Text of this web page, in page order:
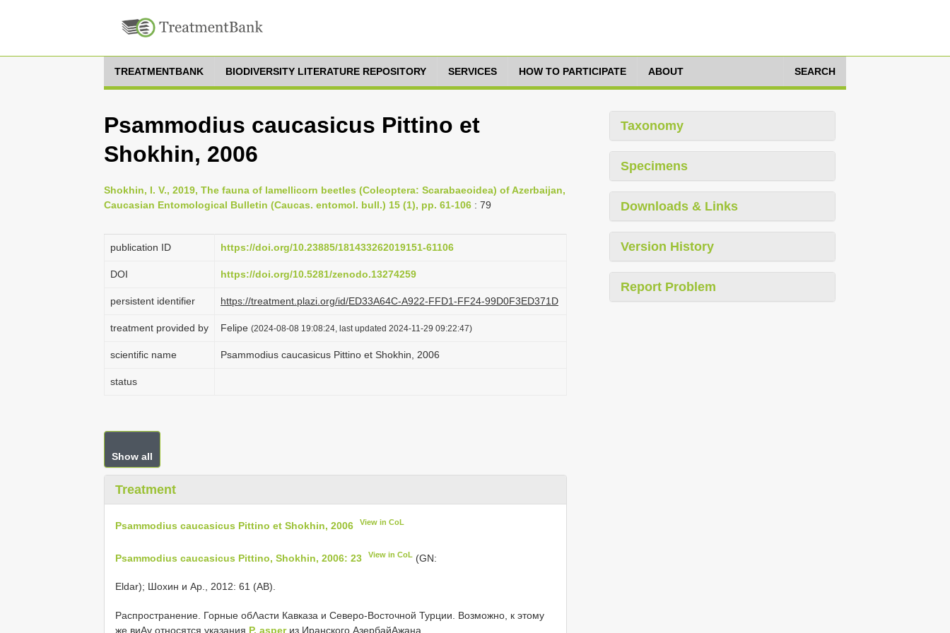
TREATMENTBANK BIODIVERSITY LITERATURE REPOSITORY SERVICES HOW TO PARTICIPATE ABOUT SEARCH
Psammodius caucasicus Pittino et
Shokhin, 2006
Shokhin, I. V., 2019, The fauna of lamellicorn beetles (Coleoptera: Scarabaeoidea) of Azerbaijan,
Caucasian Entomological Bulletin (Caucas. entomol. bull.) 15 (1), pp. 61-106 : 79
publication ID https://doi.org/10.23885/181433262019151-61106
DOI https://doi.org/10.5281/zenodo.13274259
persistent identifier https://treatment.plazi.org/id/ED33A64C-A922-FFD1-FF24-99D0F3ED371D
treatment provided by Felipe (2024-08-08 19:08:24, last updated 2024-11-29 09:22:47)
scientific name Psammodius caucasicus Pittino et Shokhin, 2006
status
Show all
Treatment
Psammodius caucasicus Pittino et Shokhin, 2006 View in CoL
Psammodius caucasicus Pittino, Shokhin, 2006: 23 View in CoL (GN:
Eldar); Шохин и Αр., 2012: 61 (AB).
Распространение. Горные обΛасти Кавказа и Северо-Восточной Турции. Возможно, к этому
же виΑу относятся указания P. asperиз Иранского АзербайΑжана.
Taxonomy
Specimens
Downloads & Links
Version History
Report Problem